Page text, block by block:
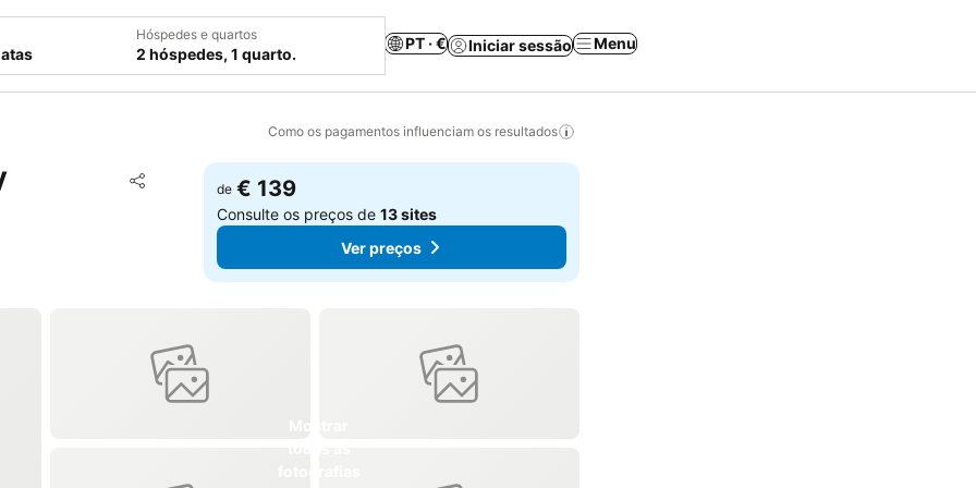
Hóspedes e quartos
2 hóspedes, 1 quarto.
PT · € Iniciar sessão Menu
Como os pagamentos influenciam os resultados
Partilhar
Adicionar aos favoritos
de € 139
Consulte os preços de13 sites
Ver preços